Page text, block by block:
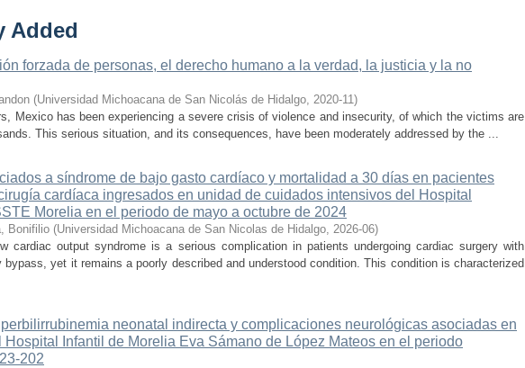
Added
forzada de personas, el derecho humano a la verdad, la justicia y la no
(Universidad Michoacana de San Nicolás de Hidalgo, 2020-11)
Mexico has been experiencing a severe crisis of violence and insecurity, of which the victims are
This serious situation, and its consequences, have been moderately addressed by the ...
a síndrome de bajo gasto cardíaco y mortalidad a 30 días en pacientes
cardíaca ingresados en unidad de cuidados intensivos del Hospital
Morelia en el periodo de mayo a octubre de 2024
Bonifilio (Universidad Michoacana de San Nicolas de Hidalgo, 2026-06)
cardiac output syndrome is a serious complication in patients undergoing cardiac surgery with
bypass, yet it remains a poorly described and understood condition. This condition is characterized
neonatal indirecta y complicaciones neurológicas asociadas en
Hospital Infantil de Morelia Eva Sámano de López Mateos en el periodo
202